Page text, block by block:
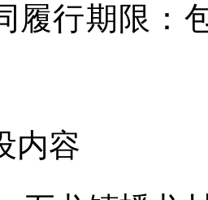
履行期限：
内容